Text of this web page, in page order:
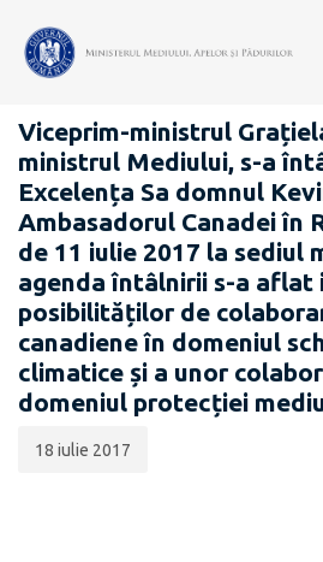
GALERIE FOTO
Viceprim-ministrul
ministrul Mediului, s-a
Excelența Sa domnul
Ambasadorul Canadei în
de 11 iulie 2017 la sediul
agenda întâlnirii s-a aflat
posibilităților de
canadiene în domeniul
climatice și a unor
domeniul protecției
publicării:
18 iulie 2017